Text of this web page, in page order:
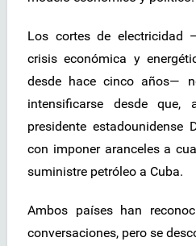
Los cortes de electricidad
crisis económica y
desde hace cinco años—
intensificarse desde
presidente estadounidense
con imponer aranceles a
suministre petróleo a Cuba.
Ambos países han
conversaciones, pero se